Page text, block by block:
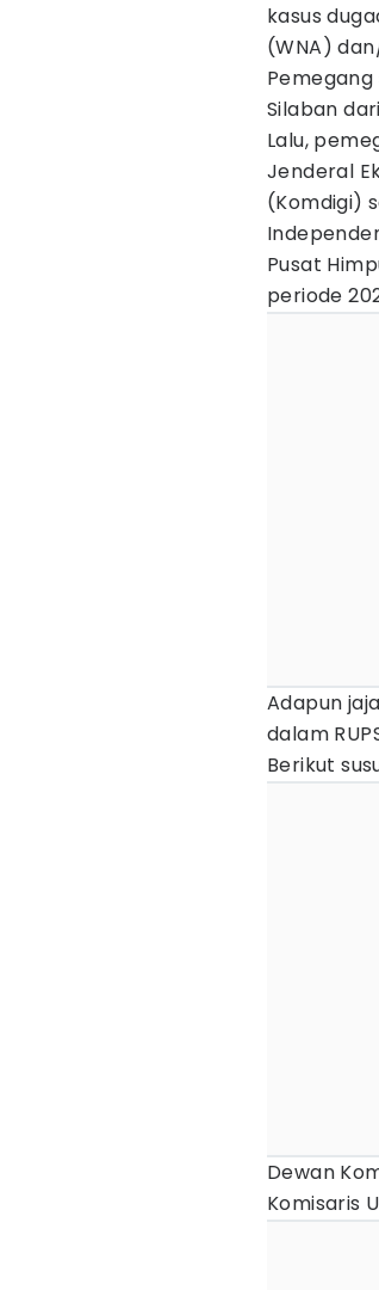
kasus
(WNA)
Silaban dari
Lalu,
Jenderal
(Komdigi)
Pusat
periode
Adapun
dalam
Berikut
Dewan
Komisaris